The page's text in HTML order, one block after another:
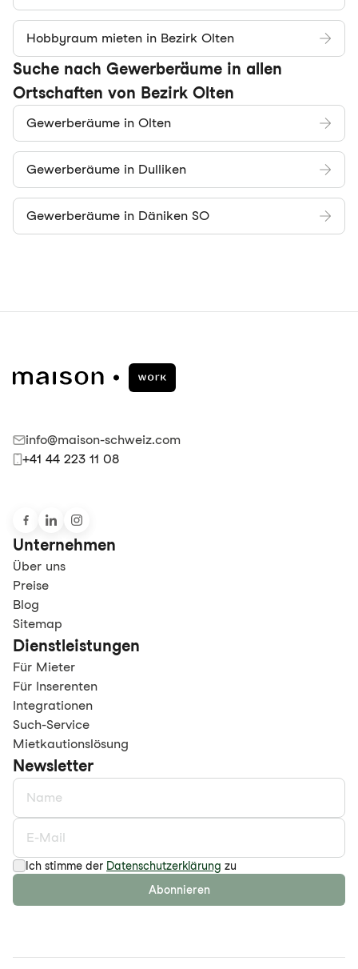
Hobbyraum mieten in Bezirk Olten
Suche nach Gewerberäume in allen
Ortschaften von Bezirk Olten
Gewerberäume in Olten
Gewerberäume in Dulliken
Gewerberäume in Däniken SO
info@maison-schweiz.com
+41 44 223 11 08
Unternehmen
Über uns
Preise
Blog
Sitemap
Dienstleistungen
Für Mieter
Für Inserenten
Integrationen
Such-Service
Mietkautionslösung
Newsletter
Ich stimme der Datenschutzerklärung zu
Abonnieren